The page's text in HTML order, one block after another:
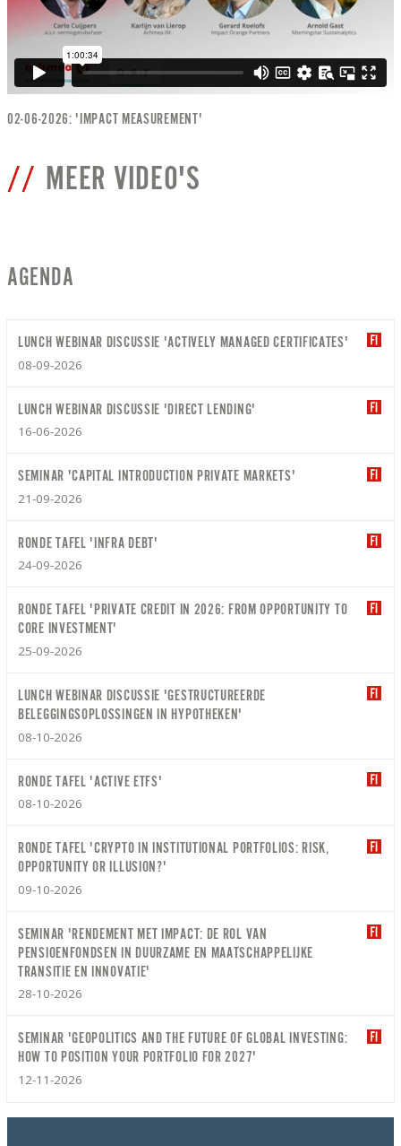
02-06-2026: 'IMPACT MEASUREMENT'
MEER VIDEO'S
AGENDA
LUNCH WEBINAR DISCUSSIE 'ACTIVELY MANAGED CERTIFICATES'
08-09-2026
LUNCH WEBINAR DISCUSSIE 'DIRECT LENDING'
16-06-2026
SEMINAR 'CAPITAL INTRODUCTION PRIVATE MARKETS'
21-09-2026
RONDE TAFEL 'INFRA DEBT'
24-09-2026
RONDE TAFEL 'PRIVATE CREDIT IN 2026: FROM OPPORTUNITY TO
CORE INVESTMENT'
25-09-2026
LUNCH WEBINAR DISCUSSIE 'GESTRUCTUREERDE
BELEGGINGSOPLOSSINGEN IN HYPOTHEKEN'
08-10-2026
RONDE TAFEL 'ACTIVE ETFS'
08-10-2026
RONDE TAFEL 'CRYPTO IN INSTITUTIONAL PORTFOLIOS: RISK,
OPPORTUNITY OR ILLUSION?'
09-10-2026
SEMINAR 'RENDEMENT MET IMPACT: DE ROL VAN
PENSIOENFONDSEN IN DUURZAME EN MAATSCHAPPELIJKE
TRANSITIE EN INNOVATIE'
28-10-2026
SEMINAR 'GEOPOLITICS AND THE FUTURE OF GLOBAL INVESTING:
HOW TO POSITION YOUR PORTFOLIO FOR 2027'
12-11-2026